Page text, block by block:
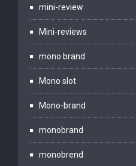
mini-review
Mini-reviews
mono brand
Mono slot
Mono-brand
monobrand
monobrend